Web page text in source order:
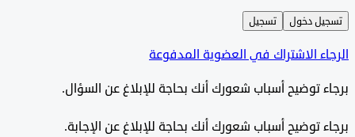
دخول تسجيل
الاشتراك في العضوية المدفوعة
توضيح أسباب شعورك أنك بحاجة للإبلاغ عن السؤال.
توضيح أسباب شعورك أنك بحاجة للإبلاغ عن الإجابة.